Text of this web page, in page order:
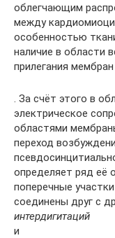
облегчающим
между
особенностью
наличие в области
прилегания
. За счёт этого в
электрическое
областями
переход
определяет ряд её
поперечные
соединены друг с
интердигитаций
и